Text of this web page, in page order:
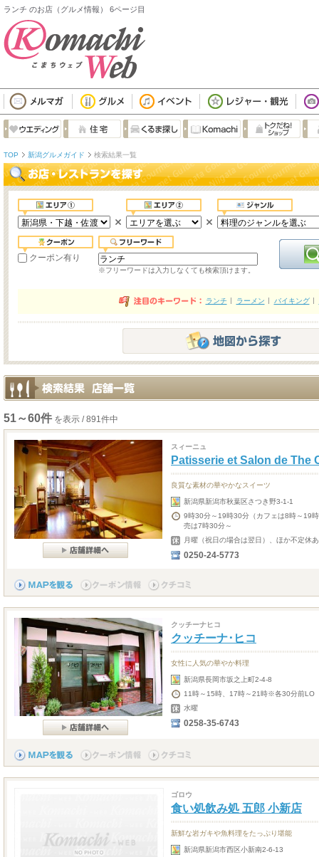
ランチ のお店（グルメ情報） 6ページ目
TOP 新潟グルメガイド 検索結果一覧
クーポン有り
※フリーワードは入力しなくても検索頂けます。
ランチ ラーメン バイキング
51～60件 を表示 / 891件中
スィーニュ
Patisserie et Salon de The
良質な素材の華やかなスイーツ
新潟県新潟市秋葉区さつき野3-1-1
9時30分～19時30分（カフェは8時～19
売は7時30分～
月曜（祝日の場合は翌日）、ほか不定休
0250-24-5773
クッチーナヒコ
クッチーナ･ヒコ
女性に人気の華やか料理
新潟県長岡市坂之上町2-4-8
11時～15時、17時～21時※各30分前LO
水曜
0258-35-6743
ゴロウ
食い処飲み処 五郎 小新店
新鮮な岩ガキや魚料理をたっぷり堪能
新潟県新潟市西区小新南2-6-13